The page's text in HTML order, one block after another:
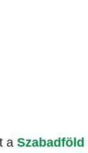
a Szabadföld